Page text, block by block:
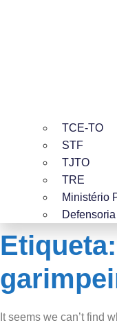
TCE-TO
STF
TJTO
TRE
Ministério
Defensoria
It seems we can’t find